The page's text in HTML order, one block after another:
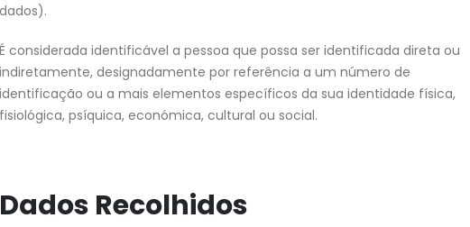
dados).
É considerada identificável a pessoa que possa ser identificada direta ou
indiretamente, designadamente por referência a um número de
identificação ou a mais elementos específicos da sua identidade física,
fisiológica, psíquica, económica, cultural ou social.
Dados Recolhidos